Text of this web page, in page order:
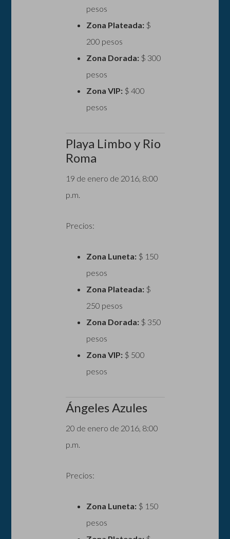
pesos
Zona Plateada:$
200 pesos
Zona Dorada:$ 300
pesos
Zona VIP:$ 400
pesos
Playa Limbo y Rio
Roma
19 de enero de 2016, 8:00
p.m.
Precios:
Zona Luneta:$ 150
pesos
Zona Plateada:$
250 pesos
Zona Dorada:$ 350
pesos
Zona VIP:$ 500
pesos
Ángeles Azules
20 de enero de 2016, 8:00
p.m.
Precios:
Zona Luneta:$ 150
pesos